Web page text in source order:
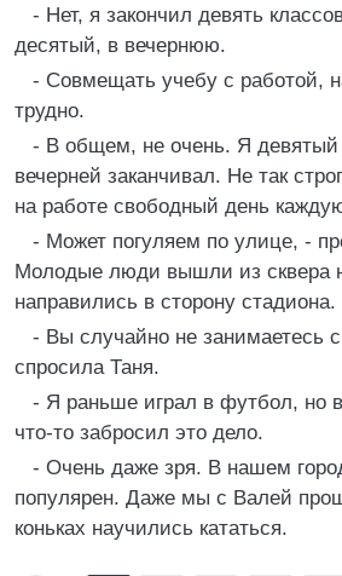
- Нет, я закончил девять
десятый, в вечернюю.
- Совмещать учебу с работой,
трудно.
- В общем, не очень. Я девятый
вечерней заканчивал. Не так
на работе свободный день
- Может погуляем по улице, -
Молодые люди вышли из сквера
направились в сторону стадиона.
- Вы случайно не занимаетесь
спросила Таня.
- Я раньше играл в футбол, но
что-то забросил это дело.
- Очень даже зря. В нашем
популярен. Даже мы с Валей
коньках научились кататься.